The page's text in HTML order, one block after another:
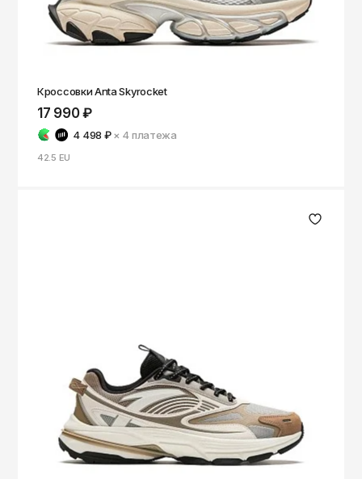
Кроссовки Anta Skyrocket
17 990 ₽
4 498 ₽ × 4платежа
42.5 EU
Саратов
Севастополь
Симферополь
Сочи
Тюмень
Улан-Удэ